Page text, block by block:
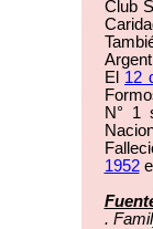
Club
El 12
N° 1
1952
.